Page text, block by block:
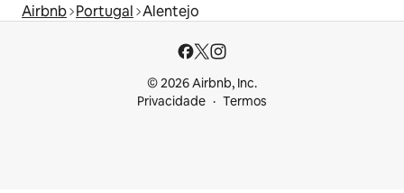
Airbnb Portugal Alentejo
© 2026 Airbnb, Inc.
Privacidade
Termos